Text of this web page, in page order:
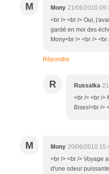
M Mony 21/06/2010
<br /> <br /> Oui,
gardé en moi des
Mony<br /> <br /> <br
Répondre
R Russalka
<br /> <br />
Bises!<br />
M Mony 20/06/2010
<br /> <br /> Voyage
d'une odeur